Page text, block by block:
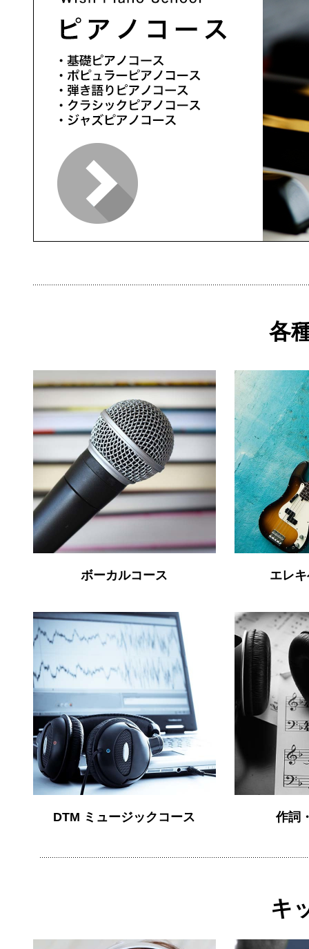
各
ボーカルコース エレ
DTM ミュージックコース 作詞
キ